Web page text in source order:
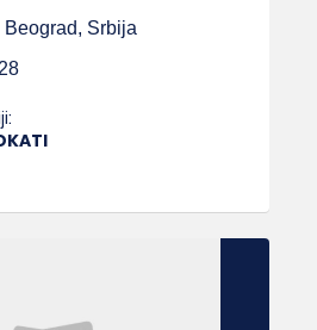
Beograd, Srbija